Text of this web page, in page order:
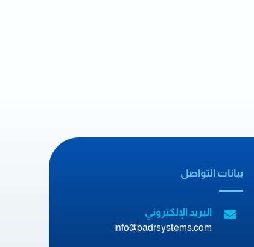
بيانات التواصل
البريد الإلكتروني
info@badrsystems.com